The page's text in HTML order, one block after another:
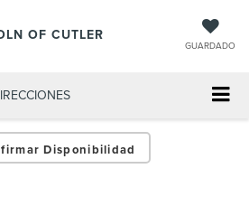
OF CUTLER
GUARDADO
Disponibilidad